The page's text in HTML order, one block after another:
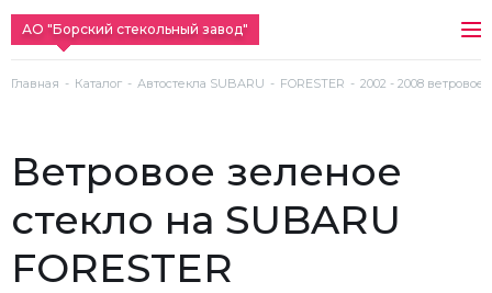
АО "Борский стекольный завод"
Главная Каталог Автостекла SUBARU FORESTER 2002 - 2008 ветровое
ветровое зеленое
стекло на SUBARU
FORESTER